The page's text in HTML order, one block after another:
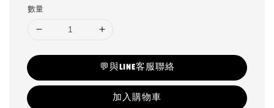
數量
💬與LINE客服聯絡
加入購物車